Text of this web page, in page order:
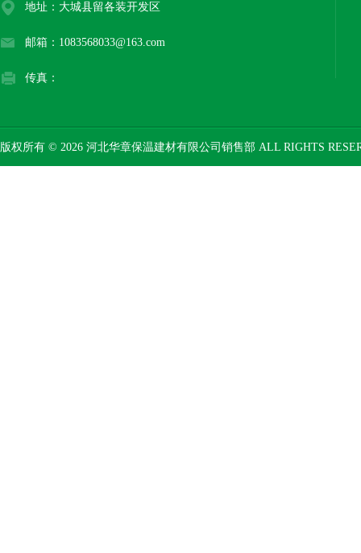
地址：大城县留各装开发区
邮箱：1083568033@163.com
传真：
版权所有 © 2026 河北华章保温建材有限公司销售部 ALL RIGHTS